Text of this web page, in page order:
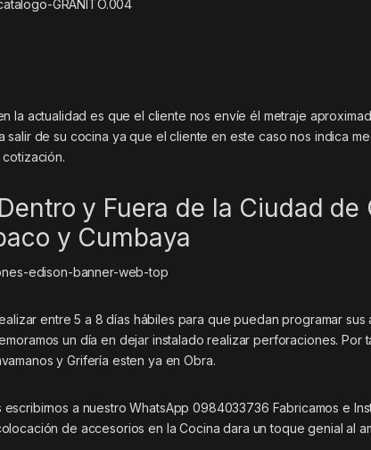
la actualidad es que el cliente nos envíe él metraje
salir de su cocina ya que el cliente en este caso nos indica
y Fuera de la Ciudad de
y Cumbaya
entre 5 a 8 días hábiles para que puedan programar
un día en dejar instalado realizar perforaciones. Por
y Grifería esten ya en Obra.
a nuestro WhatsApp 0984033736 Fabricamos e
de accesorios en la Cocina dara un toque genial al